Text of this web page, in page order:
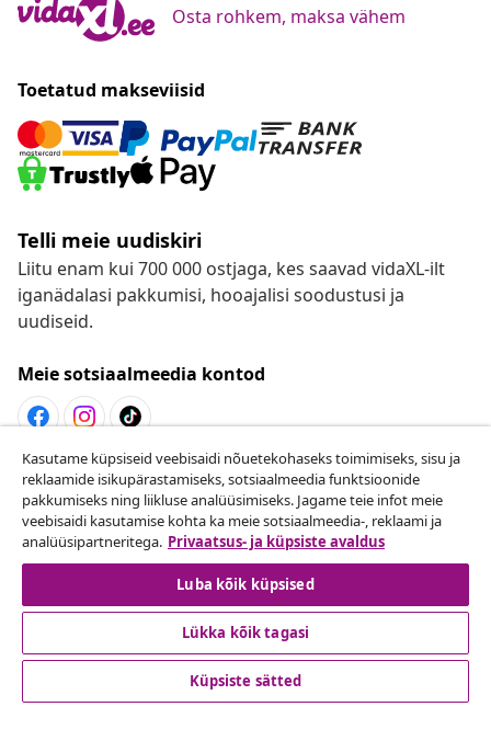
Osta rohkem, maksa vähem
Toetatud makseviisid
Telli meie uudiskiri
Liitu enam kui 700 000 ostjaga, kes saavad vidaXL-ilt
iganädalasi pakkumisi, hooajalisi soodustusi ja
uudiseid.
Meie sotsiaalmeedia kontod
Lepingust taganemine
Esita oma tellimuse kohta tagastamissoov.
Lepingust taganemine
Klienditeenindus
Kasutame küpsiseid veebisaidi nõuetekohaseks toimimiseks, sisu ja
reklaamide isikupärastamiseks, sotsiaalmeedia funktsioonide
pakkumiseks ning liikluse analüüsimiseks. Jagame teie infot meie
veebisaidi kasutamise kohta ka meie sotsiaalmeedia-, reklaami ja
analüüsipartneritega. Privaatsus- ja küpsiste avaldus
Luba kõik küpsised
Lükka kõik tagasi
Küpsiste sätted